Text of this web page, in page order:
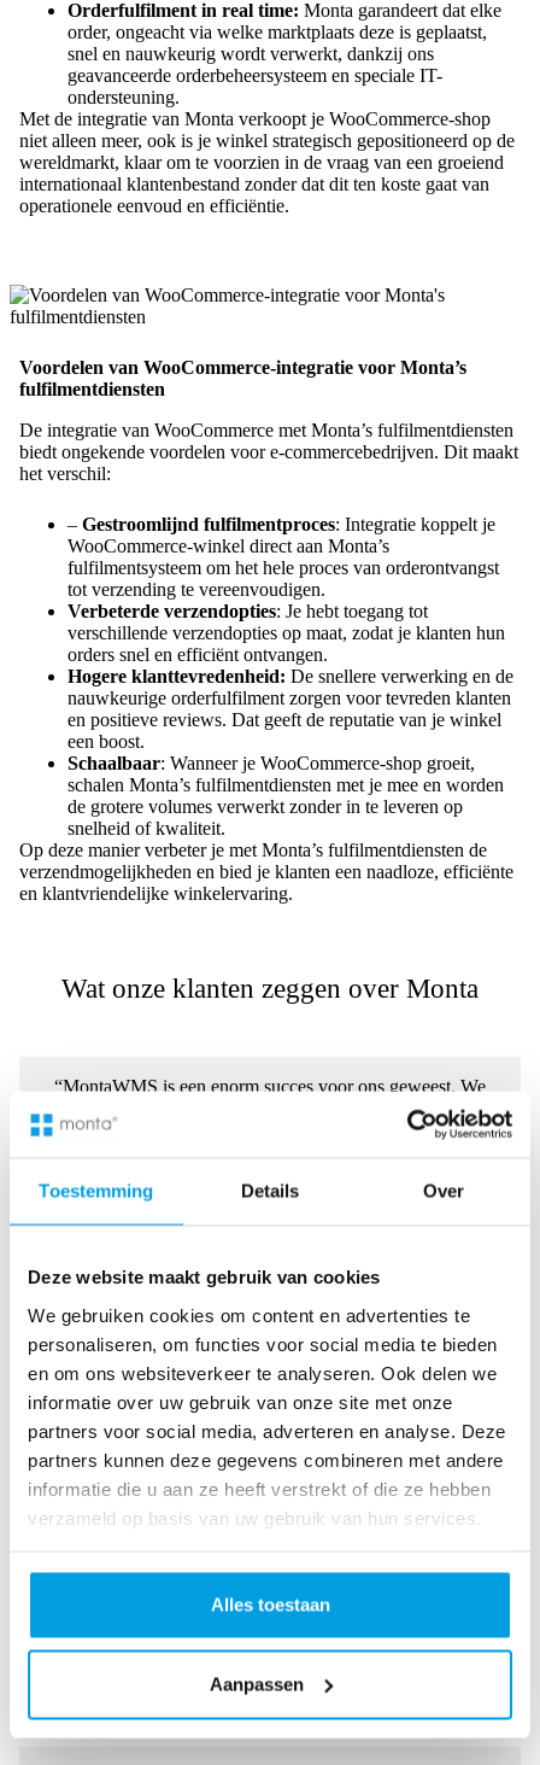
Toestemming Details Over
Deze website maakt gebruik van cookies
We gebruiken cookies om content en advertenties te
personaliseren, om functies voor social media te bieden
en om ons websiteverkeer te analyseren. Ook delen we
informatie over uw gebruik van onze site met onze
partners voor social media, adverteren en analyse. Deze
partners kunnen deze gegevens combineren met andere
informatie die u aan ze heeft verstrekt of die ze hebben
verzameld op basis van uw gebruik van hun services.
Alles toestaan
Aanpassen
Orderfulfilment in real time: Monta garandeert dat elke
order, ongeacht via welke marktplaats deze is geplaatst,
snel en nauwkeurig wordt verwerkt, dankzij ons
geavanceerde orderbeheersysteem en speciale IT-
ondersteuning.
Met de integratie van Monta verkoopt je WooCommerce-shop
niet alleen meer, ook is je winkel strategisch gepositioneerd op de
wereldmarkt, klaar om te voorzien in de vraag van een groeiend
internationaal klantenbestand zonder dat dit ten koste gaat van
operationele eenvoud en efficiëntie.
Voordelen van WooCommerce-integratie voor Monta’s
fulfilmentdiensten
De integratie van WooCommerce met Monta’s fulfilmentdiensten
biedt ongekende voordelen voor e-commercebedrijven. Dit maakt
het verschil:
– Gestroomlijnd fulfilmentproces: Integratie koppelt je
WooCommerce-winkel direct aan Monta’s
fulfilmentsysteem om het hele proces van orderontvangst
tot verzending te vereenvoudigen.
Verbeterde verzendopties: Je hebt toegang tot
verschillende verzendopties op maat, zodat je klanten hun
orders snel en efficiënt ontvangen.
Hogere klanttevredenheid: De snellere verwerking en de
nauwkeurige orderfulfilment zorgen voor tevreden klanten
en positieve reviews. Dat geeft de reputatie van je winkel
een boost.
Schaalbaar: Wanneer je WooCommerce-shop groeit,
schalen Monta’s fulfilmentdiensten met je mee en worden
de grotere volumes verwerkt zonder in te leveren op
snelheid of kwaliteit.
Op deze manier verbeter je met Monta’s fulfilmentdiensten de
verzendmogelijkheden en bied je klanten een naadloze, efficiënte
en klantvriendelijke winkelervaring.
Wat onze klanten zeggen over Monta
“MontaWMS is een enorm succes voor ons geweest. We
waren een van de eersten die dit uitstekende WMS in
gebruik namen. Waar nodig konden we het systeem snel
Key Manager AkzoNobel
“Monta is al lange tijd onze partner op het gebied van
fulfilment en heeft ons geholpen bij onze gezamenlijke groei.
Ze bevoorraden onze winkels, handelen alle online
bestellingen af en beheren nu ook onze fulfilment vanuit
Duitsland. Fantastisch!”
Sander Groenendijk